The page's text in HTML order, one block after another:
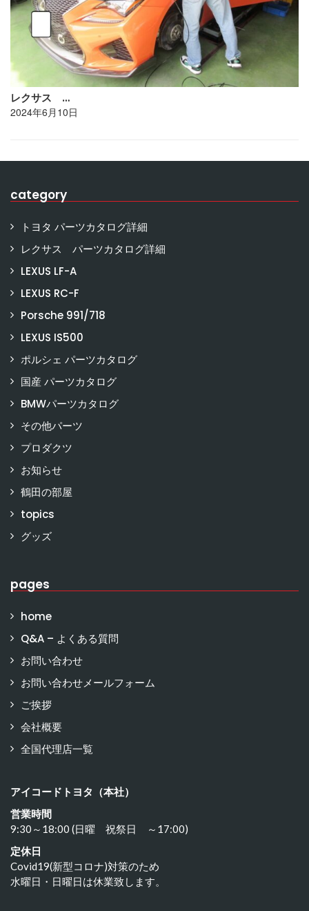
レクサス …
2024年6月10日
category
トヨタ パーツカタログ詳細
レクサス パーツカタログ詳細
LEXUS LF-A
LEXUS RC-F
Porsche 991/718
LEXUS IS500
ポルシェ パーツカタログ
国産 パーツカタログ
BMWパーツカタログ
その他パーツ
プロダクツ
お知らせ
鶴田の部屋
topics
グッズ
pages
home
Q&A – よくある質問
お問い合わせ
お問い合わせメールフォーム
ご挨拶
会社概要
全国代理店一覧
アイコードトヨタ（本社）
営業時間
9:30～18:00 (日曜 祝祭日 ～17:00)
定休日
Covid19(新型コロナ)対策のため
水曜日・日曜日は休業致します。